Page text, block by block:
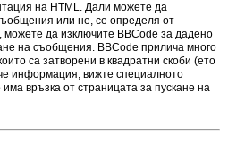
на HTML. Дали можете да
или не, се определя от
да изключите BBCode за дадено
на съобщения. BBCode прилича много
са затворени в квадратни скоби (ето
информация, вижте специалното
връзка от страницата за пускане на